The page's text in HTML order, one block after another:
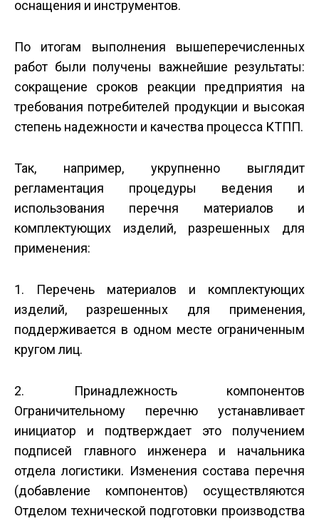
оснащения и инструментов.
По итогам выполнения вышеперечисленных
работ были получены важнейшие результаты:
сокращение сроков реакции предприятия на
требования потребителей продукции и высокая
степень надежности и качества процесса КТПП.
Так, например, укрупненно выглядит
регламентация процедуры ведения и
использования перечня материалов и
комплектующих изделий, разрешенных для
применения:
1. Перечень материалов и комплектующих
изделий, разрешенных для применения,
поддерживается в одном месте ограниченным
кругом лиц.
2. Принадлежность компонентов
Ограничительному перечню устанавливает
инициатор и подтверждает это получением
подписей главного инженера и начальника
отдела логистики. Изменения состава перечня
(добавление компонентов) осуществляются
Отделом технической подготовки производства